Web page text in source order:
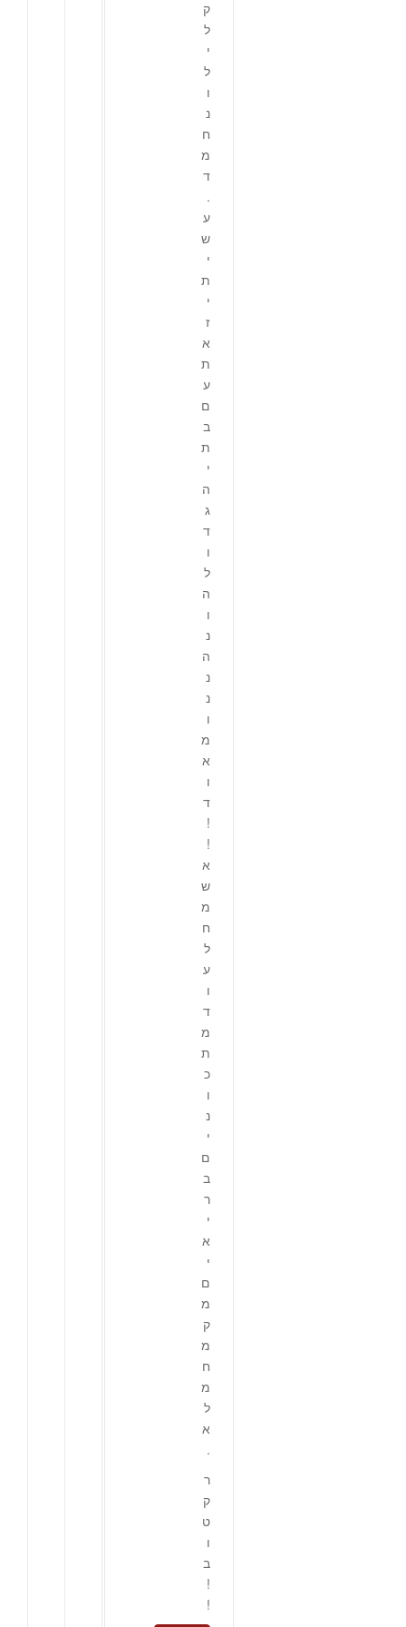
ק
ל
י
ל
ו
נ
ח
מ
ד
.
ע
ש
י
ת
י
ז
א
ת
ע
ם
ב
ת
י
ה
ג
ד
ו
ל
ה
ו
נ
ה
נ
נ
ו
מ
א
ו
ד
!
!
א
ש
מ
ח
ל
ע
ו
ד
מ
ת
כ
ו
נ
י
ם
ב
ר
י
א
י
ם
מ
ק
מ
ח
מ
ל
א
.
ר
ק
ט
ו
ב
!
!